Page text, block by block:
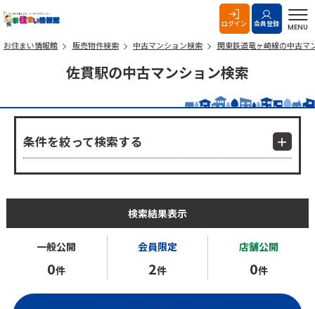
ログイン 会員登録 MENU
お住まい情報館 販売物件検索 中古マンション検索 関東鉄道竜ヶ崎線の中古マ
佐貫駅の中古マンション検索
条件を絞って検索する
検索結果表示
一般公開
0件
会員限定
2件
店舗公開
0件